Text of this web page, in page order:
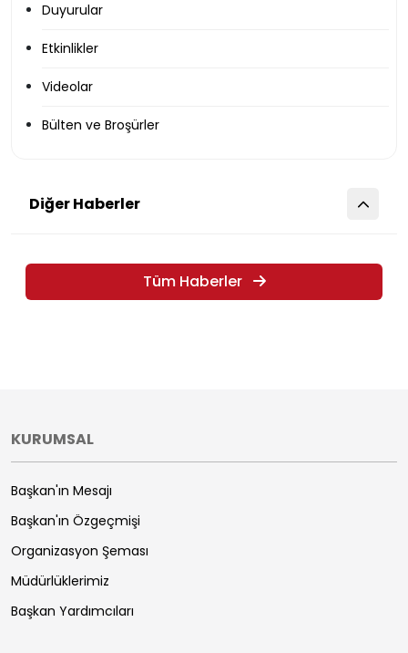
Duyurular
Etkinlikler
Videolar
Bülten ve Broşürler
Diğer Haberler
Tüm Haberler
KURUMSAL
Başkan'ın Mesajı
Başkan'ın Özgeçmişi
Organizasyon Şeması
Müdürlüklerimiz
Başkan Yardımcıları